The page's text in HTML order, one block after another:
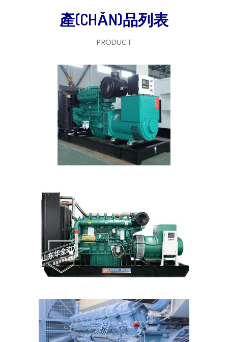
產(CHǍN)品列表
PRODUCT